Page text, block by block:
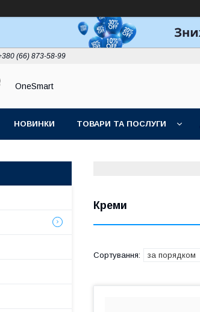
(66) 873-58-99
OneSmart
НОВИНКИ ТОВАРИ ТА ПОСЛУГИ
Креми